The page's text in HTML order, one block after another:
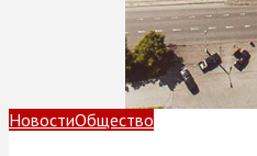
НовостиОбщество